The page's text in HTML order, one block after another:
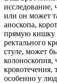
исследование,
или он может
аноскопа,
прямую кишку
ректального
стуле, может
кровотечения,
особенно у